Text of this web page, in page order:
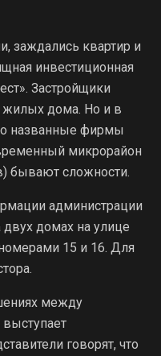
заждались квартир и
инвестиционная
Застройщики
жилых дома. Но и в
названные фирмы
микрорайон
бывают сложности.
администрации
домах на улице
15 и 16. Для
между
говорят, что